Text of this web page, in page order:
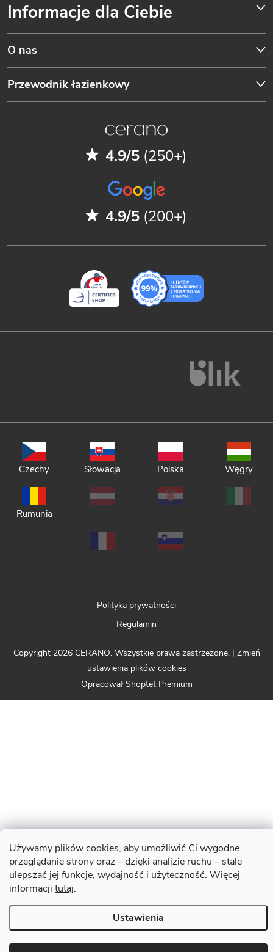
Używamy plików cookies, aby umożliwić Ci wygodne
przeglądanie strony oraz – dzięki analizie ruchu – stale
ulepszać jej funkcje, wydajność i użyteczność. Więcej
informacji tutaj.
Ustawienia
Informacje dla Ciebie
O nas
Przewodnik łazienkowy
4.9/5 (250+)
4.9/5 (200+)
Czechy Słowacja Polska Węgry
Rumunia
Polityka prywatności
Regulamin
Opracował Shoptet Premium
Copyright 2026 CERANO. Wszystkie prawa zastrzeżone. | Zmień
ustawienia plików cookies